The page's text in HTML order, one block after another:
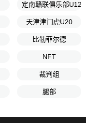
定南赣联俱乐部U12
天津津门虎U20
比勒菲尔德
NFT
裁判组
腿部